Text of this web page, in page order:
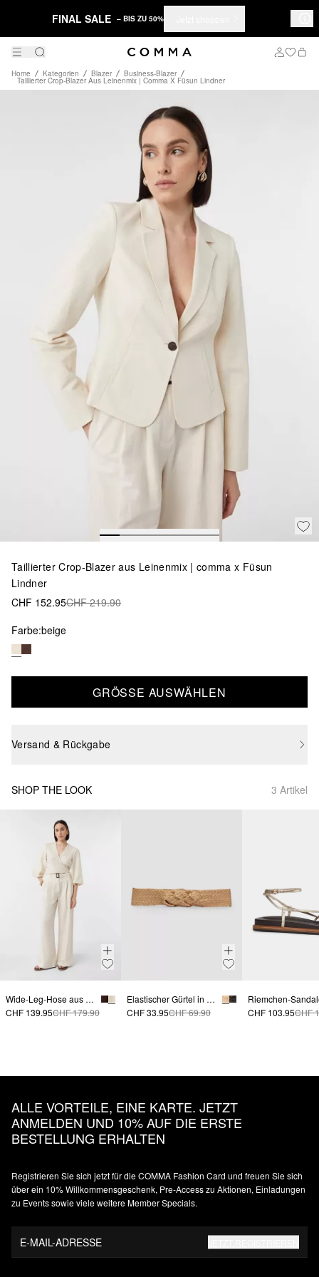
FINAL SALE – BIS ZU 50%
Home Kategorien Blazer Business-Blazer
Taillierter Crop-Blazer Aus Leinenmix | Comma X Füsun Lindner
Taillierter Crop-Blazer aus Leinenmix | comma x Füsun
Lindner
CHF 152.95CHF 219.90
Farbe:beige
GRÖSSE AUSWÄHLEN
Versand & Rückgabe
SHOP THE LOOK 3 Artikel
Wide-Leg-Hose aus Leinenmix mit Stoffgürtel | comma x Füsun Lindner
CHF 139.95CHF 179.90
Elastischer Gürtel in Flechtoptik | comma x Füsun Lindner
CHF 33.95CHF 69.90 CHF 103.95CHF
ALLE VORTEILE, EINE KARTE. JETZT
ANMELDEN UND 10% AUF DIE ERSTE
BESTELLUNG ERHALTEN
Registrieren Sie sich jetzt für die COMMA Fashion Card und freuen Sie sich
über ein 10% Willkommensgeschenk, Pre-Access zu Aktionen, Einladungen
zu Events sowie viele weitere Member Specials.
E-MAIL-ADRESSE